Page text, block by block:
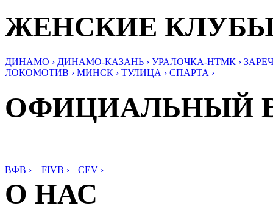
ЖЕНСКИЕ
ДИНАМО › ДИНАМО-КАЗАНЬ › УРАЛОЧКА-НТМК ›
ЛОКОМОТИВ › МИНСК › ТУЛИЦА › СПАРТА ›
ОФИЦИАЛЬНЫЙ
ВФВ › FIVB › CEV ›
О НАС